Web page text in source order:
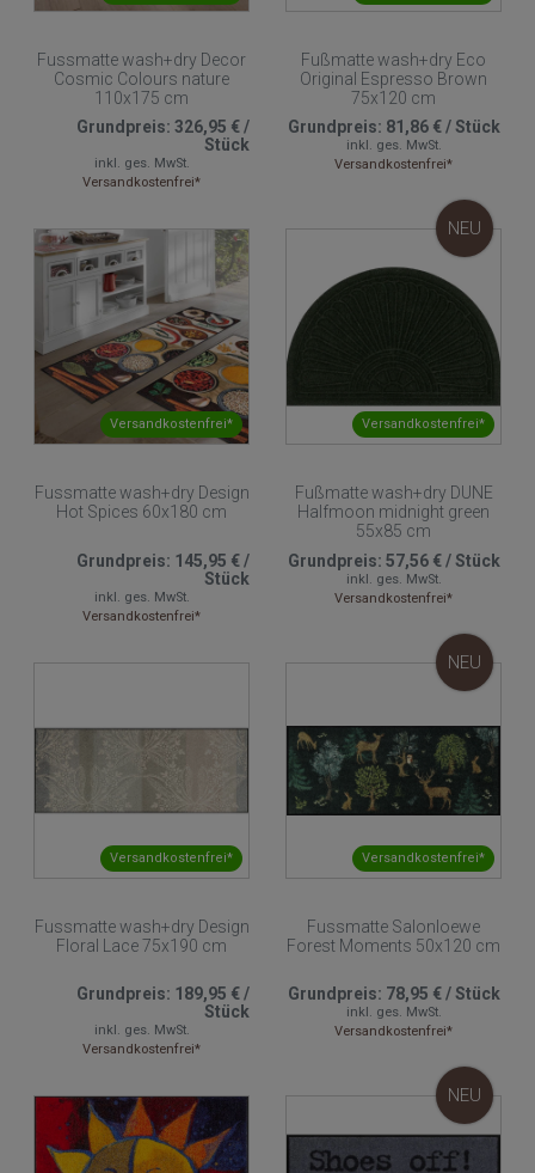
Fussmatte wash+dry Decor
Cosmic Colours nature
110x175 cm
Grundpreis: 326,95 €/
Stück
inkl. ges. MwSt.
Versandkostenfrei*
Fußmatte wash+dry Eco
Original Espresso Brown
75x120 cm
Grundpreis: 81,86 €/Stück
inkl. ges. MwSt.
Versandkostenfrei*
Versandkostenfrei*
Fussmatte wash+dry Design
Hot Spices 60x180 cm
Grundpreis: 145,95 €/
Stück
inkl. ges. MwSt.
Versandkostenfrei*
Versandkostenfrei*
NEU
Fußmatte wash+dry DUNE
Halfmoon midnight green
55x85 cm
Grundpreis: 57,56 €/Stück
inkl. ges. MwSt.
Versandkostenfrei*
Versandkostenfrei*
Fussmatte wash+dry Design
Floral Lace 75x190 cm
Grundpreis: 189,95 €/
Stück
inkl. ges. MwSt.
Versandkostenfrei*
Versandkostenfrei*
NEU
Fussmatte Salonloewe
Forest Moments 50x120 cm
Grundpreis: 78,95 €/Stück
inkl. ges. MwSt.
Versandkostenfrei*
NEU